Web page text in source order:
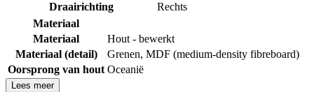
Draairichting
Rechts
Materiaal
Materiaal
Hout - bewerkt
Materiaal (detail)
Grenen, MDF (medium-density fibreboard)
Oorsprong van hout Oceanië
Lees meer